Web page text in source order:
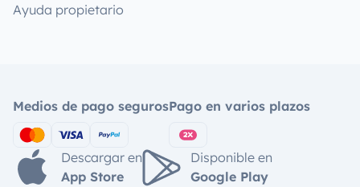
Ayuda propietario
Medios de pago segurosPago en varios plazos
Descargar en
App Store
Disponible en
Google Play